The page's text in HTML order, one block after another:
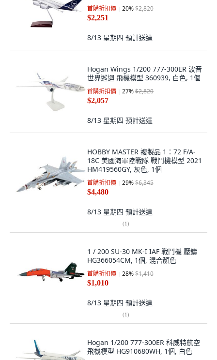
首購折扣價 20%$2,820
$2,251
8/13 星期四 預計送達
Hogan Wings 1/200 777-300ER 波音
世界巡迴 飛機模型 360939, 白色, 1個
首購折扣價 27%$2,820
$2,057
8/13 星期四 預計送達
HOBBY MASTER 複製品 1：72 F/A-
18C 美國海軍陸戰隊 戰鬥機模型 2021
HM419560GY, 灰色, 1個
首購折扣價 29%$6,345
$4,480
8/13 星期四 預計送達
(1)
1 / 200 SU-30 MK-I IAF 戰鬥機 壓鑄
HG366054CM, 1個, 混合顏色
首購折扣價 28%$1,410
$1,010
8/13 星期四 預計送達
(1)
Hogan 1/200 777-300ER 科威特航空
飛機模型 HG910680WH, 1個, 白色